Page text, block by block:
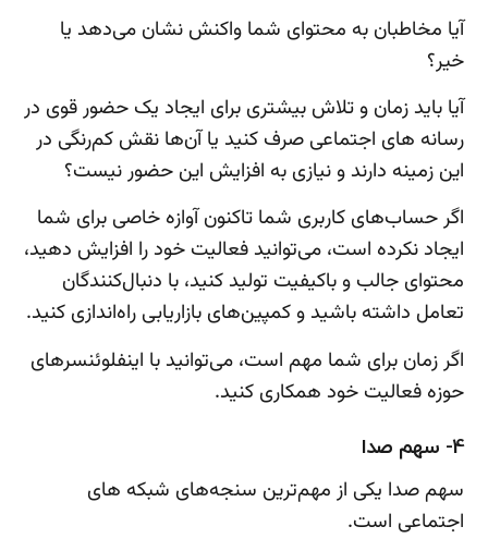
آیا مخاطبان به محتوای شما واکنش نشان می‌دهد یا
خیر؟
آیا باید زمان و تلاش بیشتری برای ایجاد یک حضور قوی در
رسانه های اجتماعی صرف کنید یا آن‌ها نقش کم‌رنگی در
این زمینه دارند و نیازی به افزایش این حضور نیست؟
اگر حساب‌های کاربری شما تاکنون آوازه خاصی برای شما
ایجاد نکرده است، می‌توانید فعالیت خود را افزایش دهید،
محتوای جالب و باکیفیت تولید کنید، با دنبال‌کنندگان
تعامل داشته باشید و کمپین‌های بازاریابی راه‌اندازی کنید.
اگر زمان برای شما مهم است، می‌توانید با اینفلوئنسرهای
حوزه فعالیت خود همکاری کنید.
4- سهم صدا
سهم صدا یکی از مهم‌ترین سنجه‌های شبکه ‌های
اجتماعی است.